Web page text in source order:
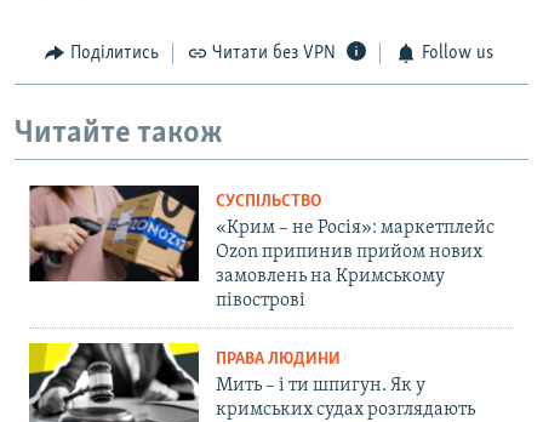
Поділитись Читати без VPN Follow us
Читайте також
СУСПІЛЬСТВО
«Крим – не Росія»: маркетплейс
Ozon припинив прийом нових
замовлень на Кримському
півострові
ПРАВА ЛЮДИНИ
Мить – і ти шпигун. Як у
кримських судах розглядають